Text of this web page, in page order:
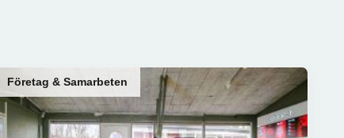
Företag & Samarbeten